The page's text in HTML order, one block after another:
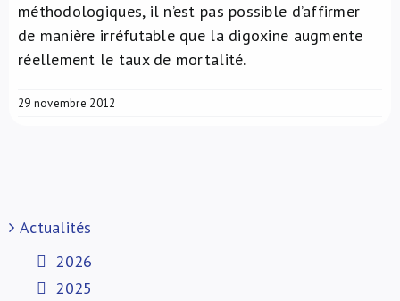
méthodologiques, il n’est pas possible d’affirmer
de manière irréfutable que la digoxine augmente
réellement le taux de mortalité.
29 novembre 2012
Actualités
2026
2025